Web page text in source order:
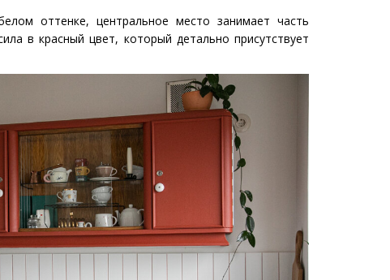
оттенке, центральное место занимает часть
в красный цвет, который детально присутствует